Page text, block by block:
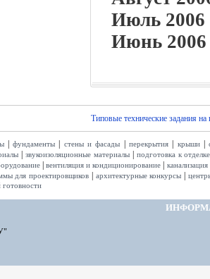
Июль 2006
Июнь 2006
Типовые технические задания на
|фундаменты стены и фасады перекрытия| крыши|
| звукоизоляционные материалы|
подготовка к отделке
| вентиляция и кондиционирование канализация
для проектировщиков архитектурные конкурсы